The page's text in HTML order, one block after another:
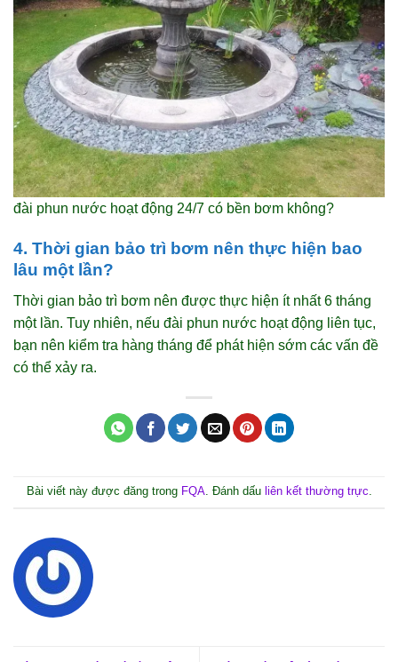
đài phun nước hoạt động 24/7 có bền bơm không?
4. Thời gian bảo trì bơm nên thực hiện bao
lâu một lần?
Thời gian bảo trì bơm nên được thực hiện ít nhất 6 tháng
một lần. Tuy nhiên, nếu đài phun nước hoạt động liên tục,
bạn nên kiểm tra hàng tháng để phát hiện sớm các vấn đề
có thể xảy ra.
Bài viết này được đăng trong FQA. Đánh dấu liên kết thường trực.